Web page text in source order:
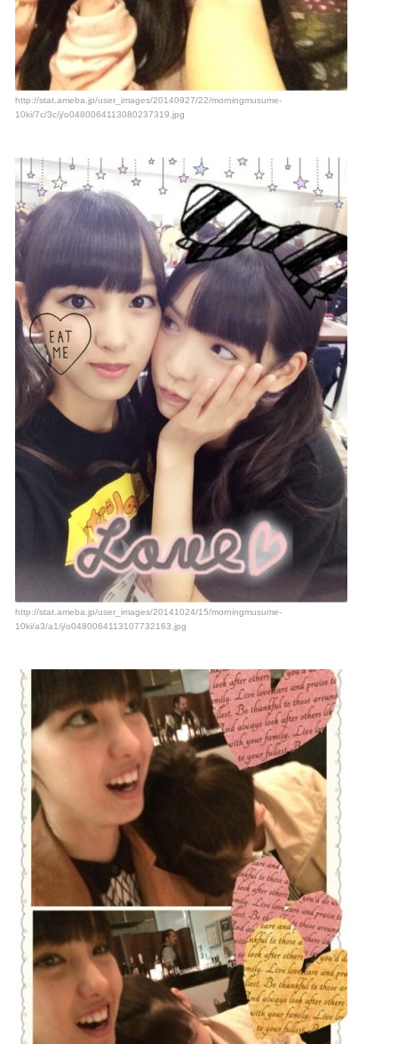
http://stat.ameba.jp/user_images/20140927/22/morningmusume-
10ki/7c/3c/j/o0480064113080237319.jpg
http://stat.ameba.jp/user_images/20141024/15/morningmusume-
10ki/a3/a1/j/o0480064113107732163.jpg